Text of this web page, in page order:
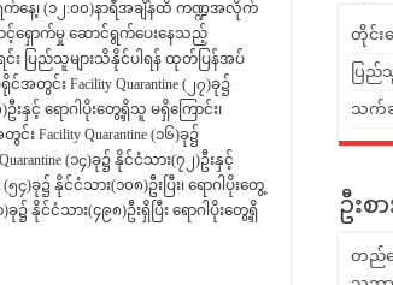
က်နေ့၊ (၁၂:၀၀)နာရီအချိန်ထိ ကဏ္ဍအလိုက်
ောင့်ရှောက်မှု ဆောင်ရွက်ပေးနေသည့်
င်း ပြည်သူများသိနိုင်ပါရန် ထုတ်ပြန်အပ်
အတွင်း Facility Quarantine (၂၇)ခု၌
းနှင့် ရောဂါပိုးတွေ့ရှိသူ မရှိကြောင်း၊
း Facility Quarantine (၁၆)ခု၌
(၁၄)ခု၌ နိုင်ငံသား(၇၂)ဦးနှင့်
)ခု၌ နိုင်ငံသား(၁၀၈)ဦးပြီး၊ ရောဂါပိုးတွေ့
ခု၌ နိုင်ငံသား(၄၉၈)ဦးရှိပြီး ရောဂါပိုးတွေ့ရှိ
တိုင်း
ပြည်
သက်ဆို
ဦးစ
တည်ဆ